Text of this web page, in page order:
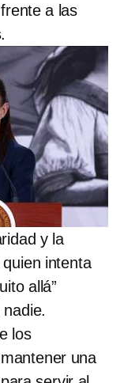
a las
.
y la
intenta
allá”
los
una